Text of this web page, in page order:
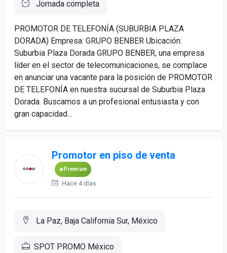
Jornada completa
PROMOTOR DE TELEFONÍA (SUBURBIA PLAZA
DORADA) Empresa: GRUPO BENBER Ubicación:
Suburbia Plaza Dorada GRUPO BENBER, una empresa
líder en el sector de telecomunicaciones, se complace
en anunciar una vacante para la posición de PROMOTOR
DE TELEFONÍA en nuestra sucursal de Suburbia Plaza
Dorada. Buscamos a un profesional entusiasta y con
gran capacidad...
Promotor en piso de venta
Premium
Hace 4 días
La Paz, Baja California Sur, México
SPOT PROMO México